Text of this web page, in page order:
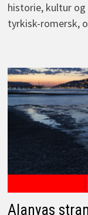
historie, kultur og
tyrkisk-romersk,
Alanyas